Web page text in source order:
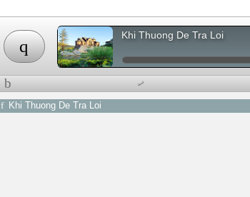
q
Khi Thuong De Tra Loi
f Khi Thuong De Tra Loi
b t